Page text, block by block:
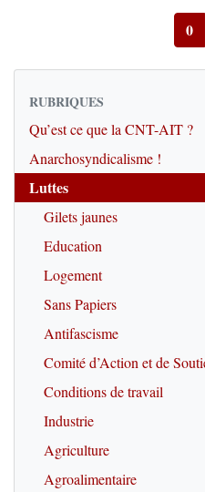
0
RUBRIQUES
Qu’est ce que la CNT-AIT ?
Anarchosyndicalisme !
Luttes
Gilets jaunes
Education
Logement
Sans Papiers
Antifascisme
Comité d’Action et de
Conditions de travail
Industrie
Agriculture
Agroalimentaire